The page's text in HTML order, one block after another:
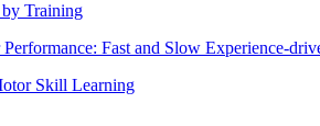
Training
Fast and Slow Experience-
Skill Learning